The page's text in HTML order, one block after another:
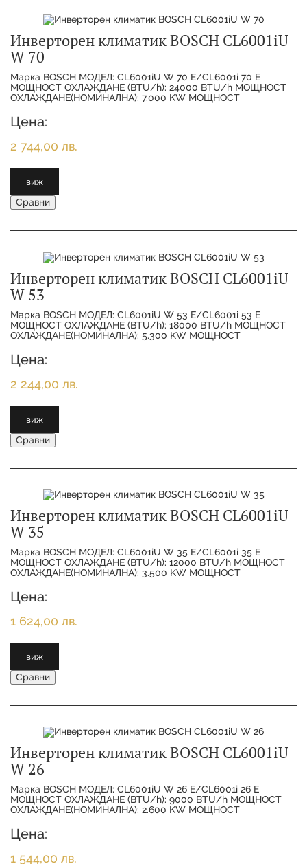
Инверторен климатик BOSCH CL6001iU
W 70
Марка BOSCH МОДЕЛ: CL6001iU W 70 E/CL6001i 70 E
МОЩНОСТ ОХЛАЖДАНЕ (BTU/h): 24000 BTU/h МОЩНОСТ
ОХЛАЖДАНЕ(НОМИНАЛНА): 7.000 KW МОЩНОСТ
Цена:
2 744,00 лв.
виж
Сравни
Инверторен климатик BOSCH CL6001iU
W 53
Марка BOSCH МОДЕЛ: CL6001iU W 53 E/CL6001i 53 E
МОЩНОСТ ОХЛАЖДАНЕ (BTU/h): 18000 BTU/h МОЩНОСТ
ОХЛАЖДАНЕ(НОМИНАЛНА): 5.300 KW МОЩНОСТ
Цена:
2 244,00 лв.
виж
Сравни
Инверторен климатик BOSCH CL6001iU
W 35
Марка BOSCH МОДЕЛ: CL6001iU W 35 E/CL6001i 35 E
МОЩНОСТ ОХЛАЖДАНЕ (BTU/h): 12000 BTU/h МОЩНОСТ
ОХЛАЖДАНЕ(НОМИНАЛНА): 3.500 KW МОЩНОСТ
Цена:
1 624,00 лв.
виж
Сравни
Инверторен климатик BOSCH CL6001iU
W 26
Марка BOSCH МОДЕЛ: CL6001iU W 26 E/CL6001i 26 E
МОЩНОСТ ОХЛАЖДАНЕ (BTU/h): 9000 BTU/h МОЩНОСТ
ОХЛАЖДАНЕ(НОМИНАЛНА): 2.600 KW МОЩНОСТ
Цена:
1 544,00 лв.